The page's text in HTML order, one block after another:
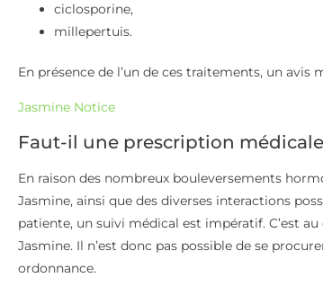
ciclosporine,
millepertuis.
En présence de l’un de ces traitements, un avis
Jasmine Notice
Faut-il une prescription
En raison des nombreux bouleversements
Jasmine, ainsi que des diverses interactions
patiente, un suivi médical est impératif. C’est
Jasmine. Il n’est donc pas possible de se
ordonnance.